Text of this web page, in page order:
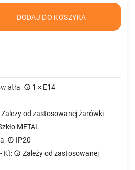
DODAJ DO KOSZYKA
1 × E14
Zależy od zastosowanej żarówki
METAL
IP20
K):
Zależy od zastosowanej